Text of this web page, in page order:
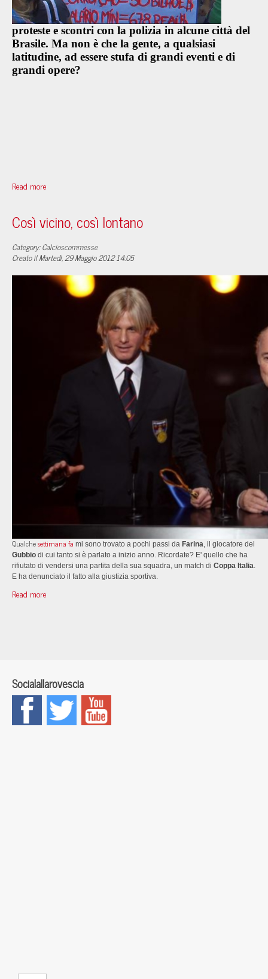
proteste e scontri con la polizia in alcune città del
Brasile. Ma non è che la gente, a qualsiasi
latitudine, ad essere stufa di grandi eventi e di
grandi opere?
Read more
Così vicino, così lontano
Category: Calcioscommesse
Creato il Martedì, 29 Maggio 2012 14:05
Qualchesettimana fa mi sono trovato a pochi passi da Farina, il giocatore del
Gubbio di cui tanto si è parlato a inizio anno. Ricordate? E' quello che ha
rifiutato di vendersi una partita della sua squadra, un match di Coppa Italia.
E ha denunciato il fatto alla giustizia sportiva.
Read more
Socialallarovescia